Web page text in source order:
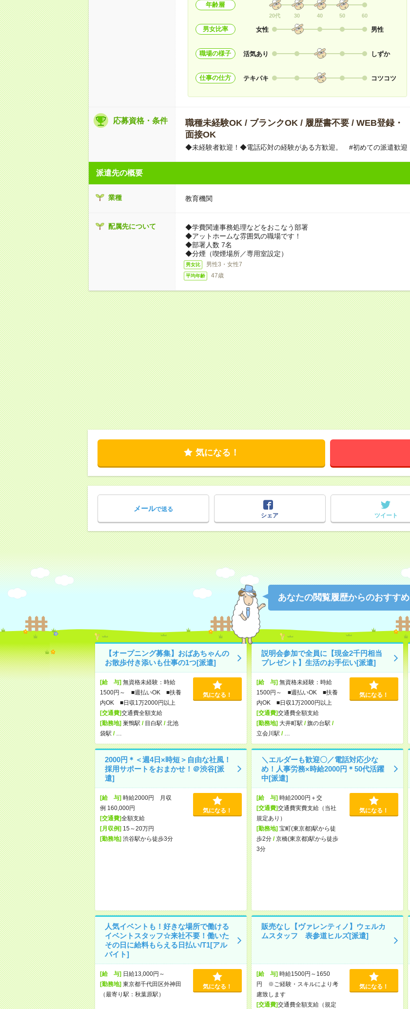
年齢層
20代 30 40 50 60
男女比率 女性 男性
職場の様子 活気あり しずか
仕事の仕方 テキパキ コツコツ
応募資格・条件
職種未経験OK / ブランクOK / 履歴書不要 / WEB登録・
面接OK
◆未経験者歓迎！◆電話応対の経験がある方歓迎。 #初めての派遣歓迎
派遣先の概要
業種 教育機関
配属先について
◆学費関連事務処理などをおこなう部署
◆アットホームな雰囲気の職場です！
◆部署人数 7名
◆分煙（喫煙場所／専用室設定）
男女比 男性3・女性7
平均年齢 47歳
気になる！
メールで送る
シェア
ツイート
あなたの閲覧履歴からのおすすめ
【オープニング募集】おばあちゃんの
お散歩付き添いも仕事の1つ[派遣]
[給 与]無資格未経験：時給
1500円～ ■週払いOK ■扶養
内OK ■日収1万2000円以上
[交通費]交通費全額支給
[勤務地]巣鴨駅 / 目白駅 /北池
袋駅 /
気になる！
説明会参加で全員に【現金2千円相当
プレゼント】生活のお手伝い[派遣]
[給 与]無資格未経験：時給
1500円～ ■週払いOK ■扶養
内OK ■日収1万2000円以上
[交通費]交通費全額支給
[勤務地]大井町駅 /旗の台駅 /
立会川駅 /
気になる！
2000円＊＜週4日×時短＞自由な社風！
採用サポートをおまかせ！＠渋谷[派
遣]
[給 与]時給2000円 月収
例 160,000円
[交通費]全額支給
[月収例]15～20万円
[勤務地]渋谷駅から徒歩3分
気になる！
＼エルダーも歓迎〇／電話対応少な
め！人事労務×時給2000円＊50代活躍
中[派遣]
[給 与]時給2000円＋交
[交通費]交通費実費支給（当社
規定あり）
[勤務地]宝町(東京都)駅から徒
歩2分/京橋(東京都)駅から徒歩
3分
気になる！
人気イベントも！好きな場所で働ける
イベントスタッフ☆来社不要！働いた
その日に給料もらえる日払い/T1[アル
バイト]
[給 与]日給13,000円～
[勤務地]東京都千代田区外神田
（最寄り駅：秋葉原駅）
気になる！
販売なし【ヴァレンティノ】ウェルカ
ムスタッフ 表参道ヒルズ[派遣]
[給 与]時給1500円～1650
円 ※ご経験・スキルにより考
慮致します
[交通費]交通費全額支給（規定
気になる！